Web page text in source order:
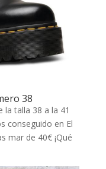
38
la talla 38 a la 41
conseguido en El
mar de 40€ ¡Qué